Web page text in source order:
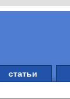
статьи